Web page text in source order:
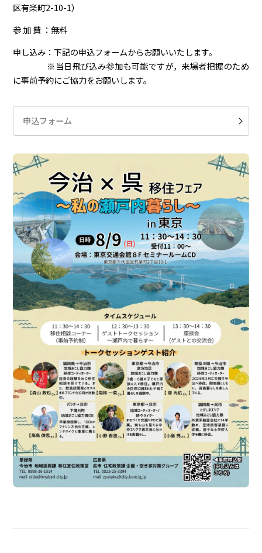
区有楽町2-10-1）
参 加 費 ：無料
申し込み：下記の申込フォームからお願いいたします。
※当日飛び込み参加も可能ですが，来場者把握のため
に事前予約にご協力をお願いします。
申込フォーム